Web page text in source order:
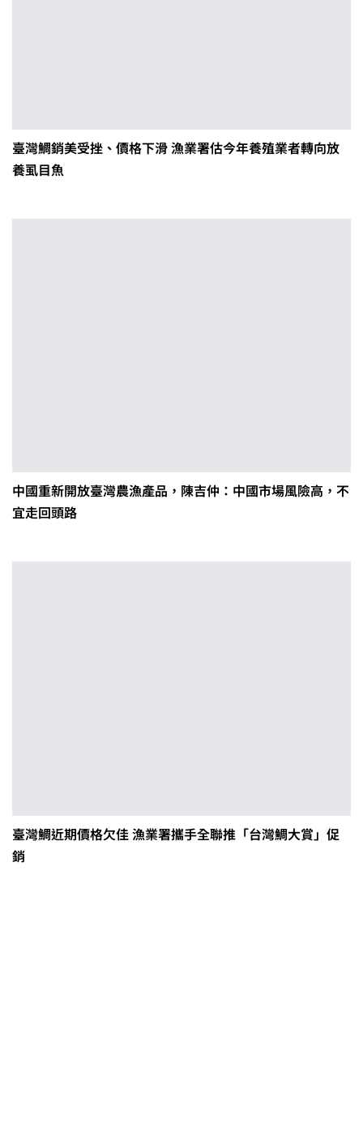
臺灣鯛銷美受挫、價格下滑 漁業署估今年養殖業者轉向放
養虱目魚
中國重新開放臺灣農漁產品，陳吉仲：中國市場風險高，不
宜走回頭路
臺灣鯛近期價格欠佳 漁業署攜手全聯推「台灣鯛大賞」促
銷